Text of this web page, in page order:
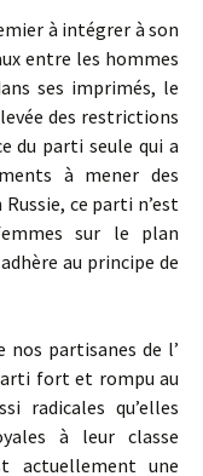
à intégrer à son
entre les hommes
ses imprimés, le
des restrictions
du parti seule qui a
à mener des
ce parti n’est
sur le plan
au principe de
nos partisanes de l’
fort et rompu au
radicales qu’elles
à leur classe
actuellement une